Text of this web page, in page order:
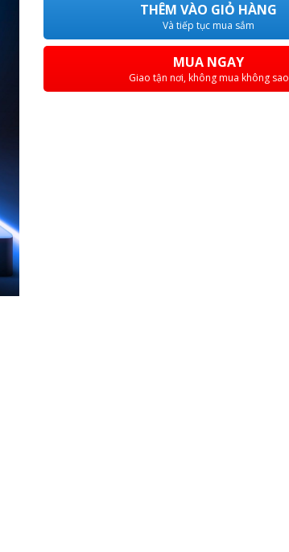
THÊM VÀO GIỎ HÀNG
Và tiếp tục mua sắm
MUA NGAY
Giao tận nơi, không mua không sao